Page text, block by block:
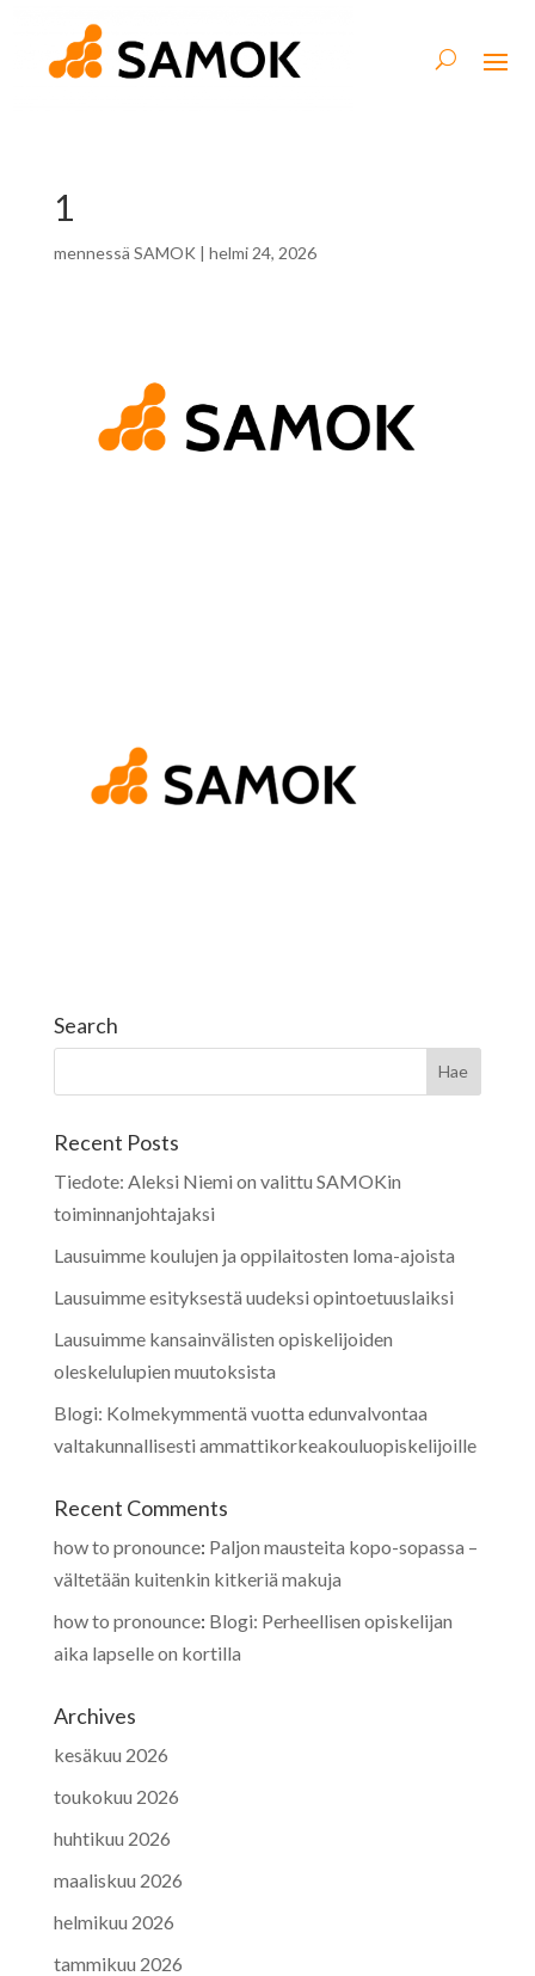
1
mennessä SAMOK | helmi 24, 2026
Search
Recent Posts
Tiedote: Aleksi Niemi on valittu SAMOKin
toiminnanjohtajaksi
Lausuimme koulujen ja oppilaitosten loma-ajoista
Lausuimme esityksestä uudeksi opintoetuuslaiksi
Lausuimme kansainvälisten opiskelijoiden
oleskelulupien muutoksista
Blogi: Kolmekymmentä vuotta edunvalvontaa
valtakunnallisesti ammattikorkeakouluopiskelijoille
Recent Comments
how to pronounce: Paljon mausteita kopo-sopassa –
vältetään kuitenkin kitkeriä makuja
how to pronounce: Blogi: Perheellisen opiskelijan
aika lapselle on kortilla
Archives
kesäkuu 2026
toukokuu 2026
huhtikuu 2026
maaliskuu 2026
helmikuu 2026
tammikuu 2026